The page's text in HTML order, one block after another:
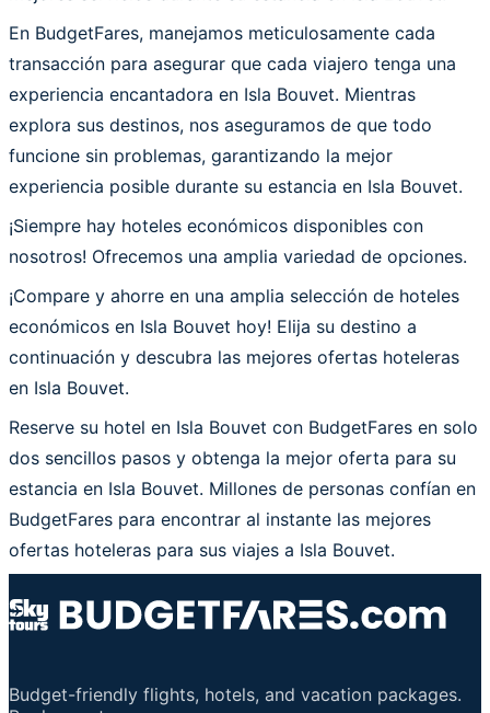
En BudgetFares, manejamos meticulosamente cada
transacción para asegurar que cada viajero tenga una
experiencia encantadora en Isla Bouvet. Mientras
explora sus destinos, nos aseguramos de que todo
funcione sin problemas, garantizando la mejor
experiencia posible durante su estancia en Isla Bouvet.
¡Siempre hay hoteles económicos disponibles con
nosotros! Ofrecemos una amplia variedad de opciones.
¡Compare y ahorre en una amplia selección de hoteles
económicos en Isla Bouvet hoy! Elija su destino a
continuación y descubra las mejores ofertas hoteleras
en Isla Bouvet.
Reserve su hotel en Isla Bouvet con BudgetFares en solo
dos sencillos pasos y obtenga la mejor oferta para su
estancia en Isla Bouvet. Millones de personas confían en
BudgetFares para encontrar al instante las mejores
ofertas hoteleras para sus viajes a Isla Bouvet.
Budget-friendly flights, hotels, and vacation packages.